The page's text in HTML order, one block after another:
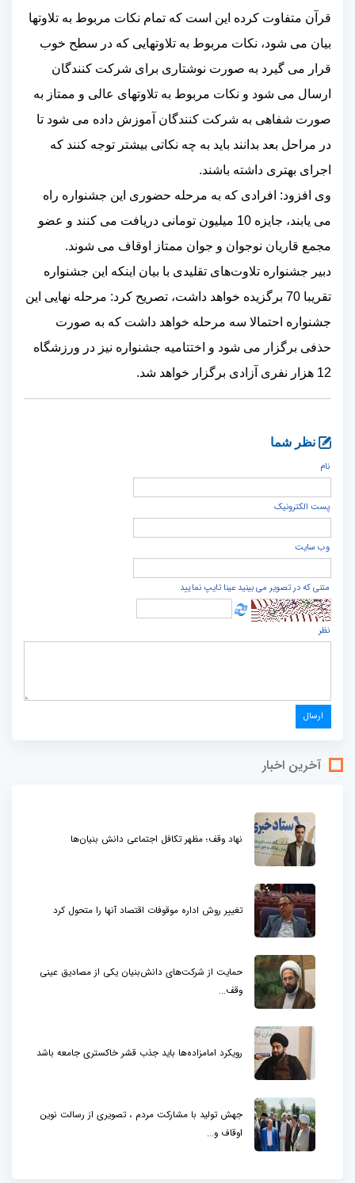
قرآن متفاوت کرده این است که تمام نکات مربوط به تلاوتها
بیان می شود، نکات مربوط به تلاوتهایی که در سطح خوب
قرار می گیرد به صورت نوشتاری برای شرکت کنندگان
ارسال می شود و نکات مربوط به تلاوتهای عالی و ممتاز به
صورت شفاهی به شرکت کنندگان آموزش داده می شود تا
در مراحل بعد بدانند باید به چه نکاتی بیشتر توجه کنند که
اجرای بهتری داشته باشند.
وی افزود: افرادی که به مرحله حضوری این جشنواره راه
می یابند، جایزه 10 میلیون تومانی دریافت می کنند و عضو
مجمع قاریان نوجوان و جوان ممتاز اوقاف می شوند.
دبیر جشنواره تلاوت‌های تقلیدی با بیان اینکه این جشنواره
تقریبا 70 برگزیده خواهد داشت، تصریح کرد: مرحله نهایی این
جشنواره احتمالا سه مرحله خواهد داشت که به صورت
حذفی برگزار می شود و اختتامیه جشنواره نیز در ورزشگاه
12 هزار نفری آزادی برگزار خواهد شد.
نظر شما
نام
پست الكترونيک
وب سایت
متنی که در تصویر می بینید عینا تایپ نمایید
نظر
آخرین اخبار
نهاد وقف؛ مظهر تکافل اجتماعی دانش بنیان‌ها
تغییر روش اداره موقوفات اقتصاد آنها را متحول کرد
حمایت از شرکت‌های دانش‌بنیان یکی از مصادیق عینی
وقف...
رویکرد امامزاده‌ها باید جذب قشر خاکستری جامعه باشد
جهش تولید با مشارکت مردم ، تصویری از رسالت نوین
اوقاف و...